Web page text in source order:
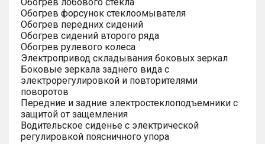
Обогрев форсунок стеклоомывателя
Обогрев передних сидений
Обогрев сидений второго ряда
Обогрев рулевого колеса
Электропривод складывания боковых зеркал
Боковые зеркала заднего вида с
электрорегулировкой и повторителями
поворотов
Передние и задние электростеклоподъемники с
защитой от защемления
Водительское сиденье с электрической
регулировкой поясничного упора